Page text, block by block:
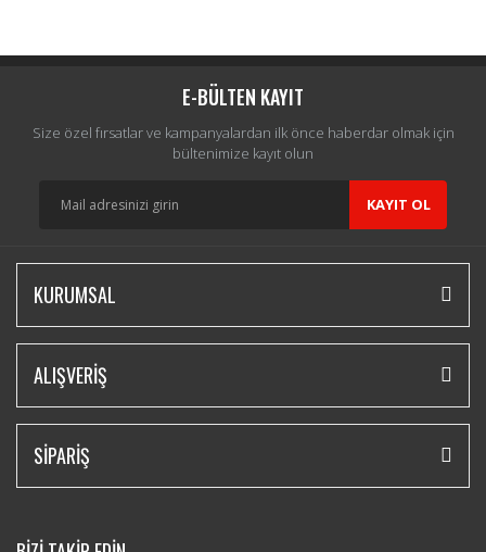
E-BÜLTEN KAYIT
Size özel fırsatlar ve kampanyalardan ilk önce haberdar olmak için
bültenimize kayıt olun
KAYIT OL
KURUMSAL
ALIŞVERİŞ
SİPARİŞ